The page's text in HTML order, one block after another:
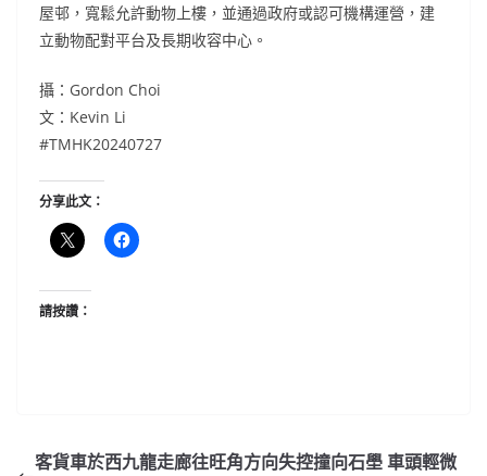
屋邨，寬鬆允許動物上樓，並通過政府或認可機構運營，建
立動物配對平台及長期收容中心。
攝：Gordon Choi
文：Kevin Li
#TMHK20240727
分享此文：
請按讚：
客貨車於西九龍走廊往旺角方向失控撞向石壆 車頭輕微